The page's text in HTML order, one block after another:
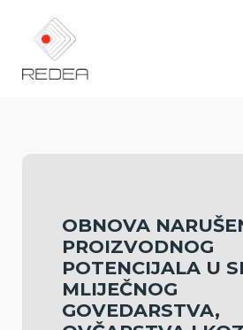
OBNOVA
PROIZVODNOG
POTENCIJALA U
MLIJEČNOG
GOVEDARSTVA,